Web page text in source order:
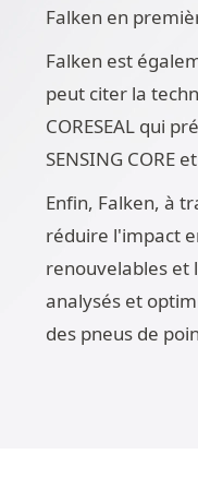
Falken en
Falken est
peut citer la
CORESEAL qui
SENSING CORE
Enfin, Falken, à
réduire l'impact
renouvelables et
analysés et
des pneus de